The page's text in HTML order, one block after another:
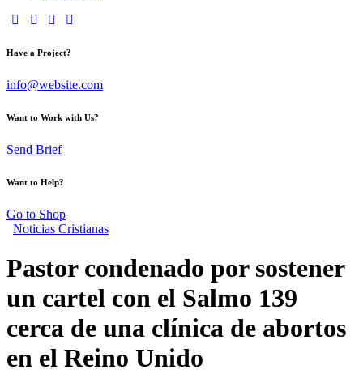
Have a Project?
info@website.com
Want to Work with Us?
Send Brief
Want to Help?
Go to Shop
Noticias Cristianas
Pastor condenado por sostener
un cartel con el Salmo 139
cerca de una clínica de abortos
en el Reino Unido